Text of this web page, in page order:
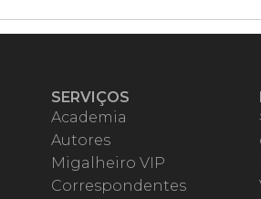
SERVIÇOS
Academia
Autores
Migalheiro VIP
Correspondentes